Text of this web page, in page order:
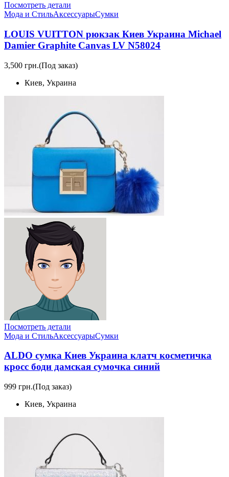
Посмотреть детали
Мода и СтильАксессуарыСумки
LOUIS VUITTON рюкзак Киев Украина Michael
Damier Graphite Canvas LV N58024
3,500 грн.(Под заказ)
Киев, Украина
Посмотреть детали
Мода и СтильАксессуарыСумки
ALDO сумка Киев Украина клатч косметичка
кросс боди дамская сумочка синий
999 грн.(Под заказ)
Киев, Украина